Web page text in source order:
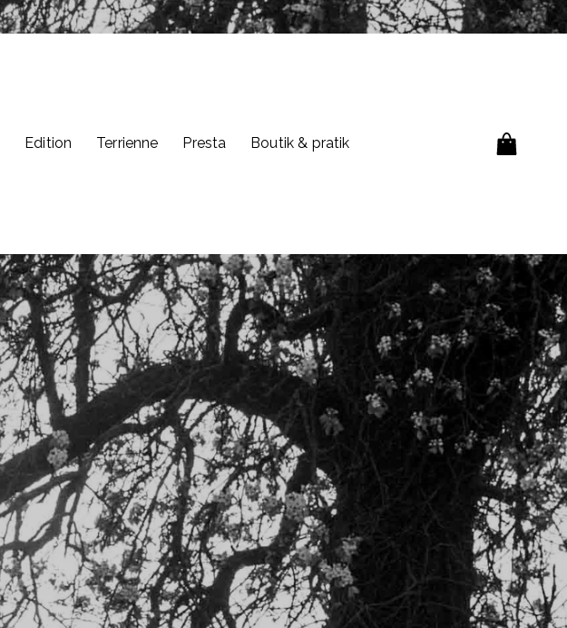
Edition Terrienne Presta Boutik & pratik